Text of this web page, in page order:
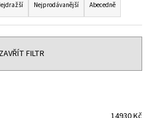
Nejprodávanější Abecedně
ZAVŘÍT FILTR